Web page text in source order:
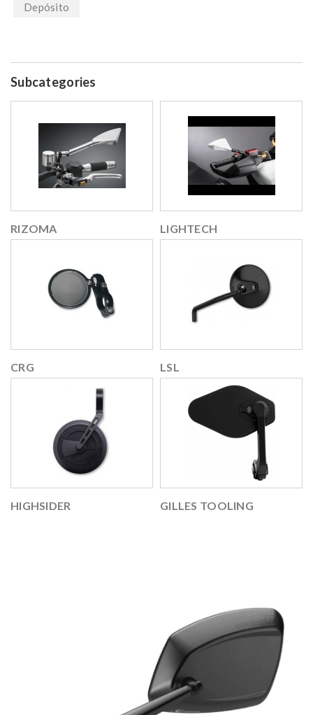
Depósito
Subcategories
RIZOMA LIGHTECH
CRG LSL
HIGHSIDER GILLES TOOLING